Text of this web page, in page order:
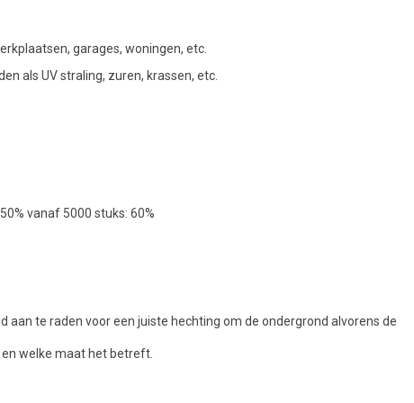
garages, woningen, etc.
als UV straling, zuren, krassen, etc.
vanaf 5000 stuks: 60%
aan te raden voor een juiste hechting om de ondergrond alvorens de
welke maat het betreft.